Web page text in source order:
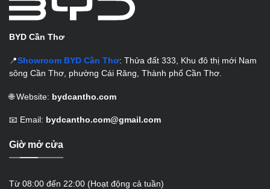
BYD Cần Thơ
📍Showroom BYD Cần Thơ: Thửa đất 333, Khu đô thị mới Nam
sông Cần Thơ, phường Cái Răng, Thành phố Cần Thơ.
🌐 Website: bydcantho.com
📧 Email: bydcantho.com@gmail.com
Giờ mở cửa
Từ 08:00 đến 22:00 (Hoạt động cả tuần)